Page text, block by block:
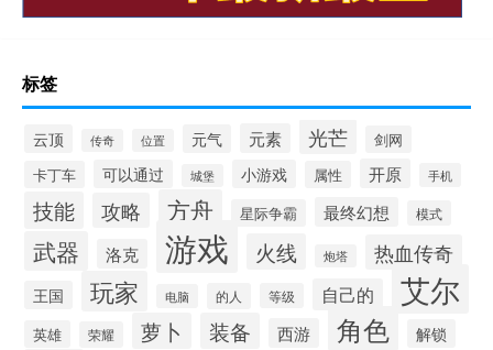
标签
云顶 传奇 位置 元气 元素 光芒
剑网
卡丁车
可以通过 城堡 小游戏 属性 开原 手机
技能 攻略 方舟 星际争霸 最终幻想 模式
武器 洛克 游戏 火线 炮塔 热血传奇
王国 玩家 电脑 的人 等级 自己的 艾尔
英雄 荣耀 萝卜 装备 西游 角色 解锁